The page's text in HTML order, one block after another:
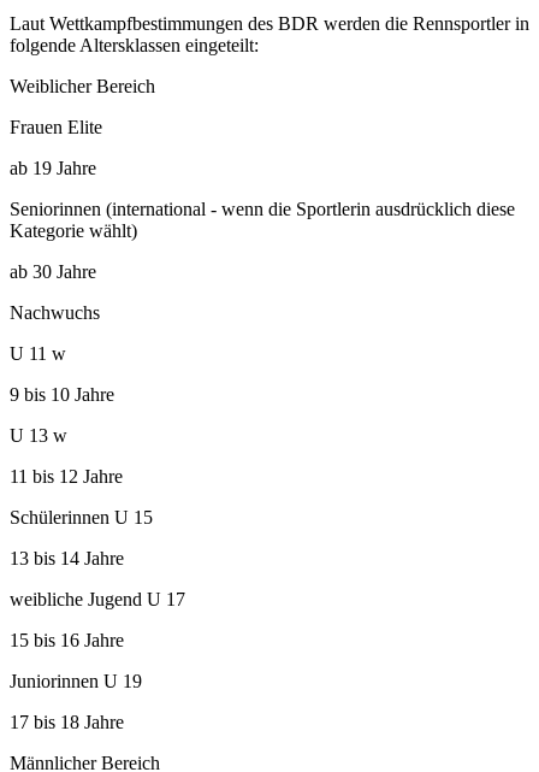
Laut Wettkampfbestimmungen des BDR werden die Rennsportler in
folgende Altersklassen eingeteilt:
Weiblicher Bereich
Frauen Elite
ab 19 Jahre
Seniorinnen (international - wenn die Sportlerin ausdrücklich diese
Kategorie wählt)
ab 30 Jahre
Nachwuchs
U 11 w
9 bis 10 Jahre
U 13 w
11 bis 12 Jahre
Schülerinnen U 15
13 bis 14 Jahre
weibliche Jugend U 17
15 bis 16 Jahre
Juniorinnen U 19
17 bis 18 Jahre
Männlicher Bereich